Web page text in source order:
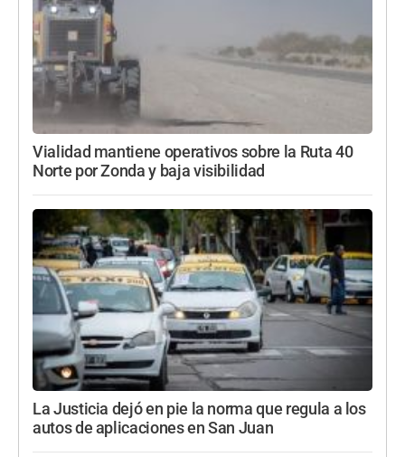
Vialidad mantiene operativos sobre la Ruta 40
Norte por Zonda y baja visibilidad
La Justicia dejó en pie la norma que regula a los
autos de aplicaciones en San Juan